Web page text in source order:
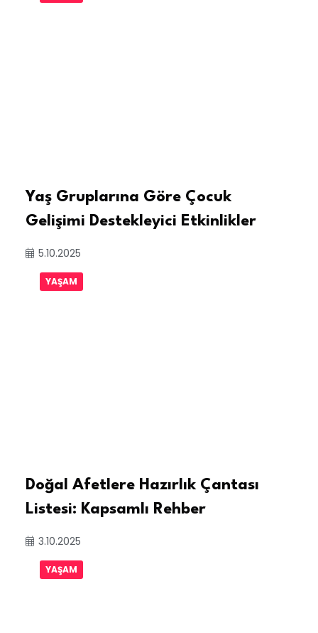
Yaş Gruplarına Göre Çocuk
Gelişimi Destekleyici Etkinlikler
5.10.2025
YAŞAM
Doğal Afetlere Hazırlık Çantası
Listesi: Kapsamlı Rehber
3.10.2025
YAŞAM